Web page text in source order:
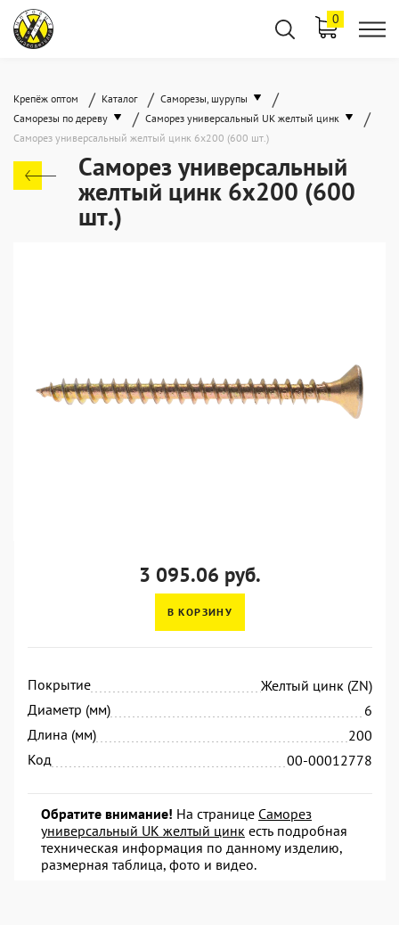
0
Крепёж оптом / Каталог / Саморезы, шурупы /
Саморезы по дереву / Саморез универсальный UK желтый цинк /
Саморез универсальный желтый цинк 6x200 (600 шт.)
Саморез универсальный
желтый цинк 6x200 (600
шт.)
3 095.06 руб.
В КОРЗИНУ
Покрытие
Желтый цинк (ZN)
Диаметр (мм)
6
Длина (мм)
200
Код
00-00012778
Обратите внимание! На странице Саморез
универсальный UK желтый цинк есть подробная
техническая информация по данному изделию,
размерная таблица, фото и видео.